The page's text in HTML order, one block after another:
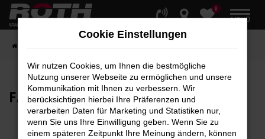
Zum
Hauptinhalt
0
MENÜ
FAHRZEUG-SHOWROOM
Cookie Einstellungen
Wir nutzen Cookies, um Ihnen die bestmögliche
Nutzung unserer Webseite zu ermöglichen und unsere
Kommunikation mit Ihnen zu verbessern. Wir
berücksichtigen hierbei Ihre Präferenzen und
verarbeiten Daten für Marketing und Statistiken nur,
wenn Sie uns Ihre Einwilligung geben. Wenn Sie zu
einem späteren Zeitpunkt Ihre Meinung ändern, können